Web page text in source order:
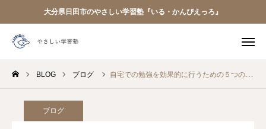
大分県日田市のやさしい学習塾『いる・かんぴえっろ』
BLOG ブログ 自宅での勉強を効果的に行うための５つのアドバイス（３つ目）
ブログ
クラス案内  アクセス
はじめての方へ